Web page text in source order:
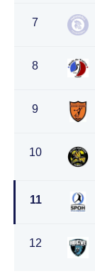
7
8
9
10
11
12